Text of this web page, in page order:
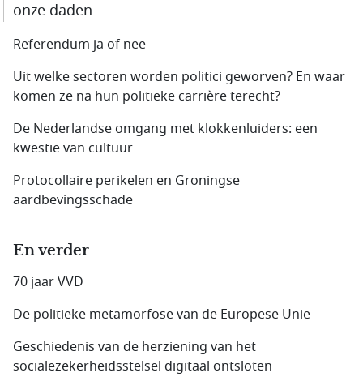
onze daden
Referendum ja of nee
Uit welke sectoren worden politici geworven? En waar
komen ze na hun politieke carrière terecht?
De Nederlandse omgang met klokkenluiders: een
kwestie van cultuur
Protocollaire perikelen en Groningse
aardbevingsschade
En verder
70 jaar VVD
De politieke metamorfose van de Europese Unie
Geschiedenis van de herziening van het
socialezekerheidsstelsel digitaal ontsloten